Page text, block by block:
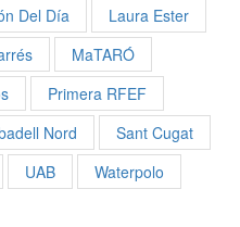
Del Día
Laura Ester
MaTARÓ
Primera RFEF
Nord
Sant Cugat
UAB Waterpolo